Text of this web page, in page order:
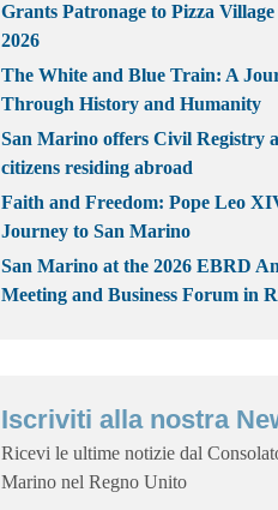
Grants Patronage to Pizza
2026
The White and Blue Train: A
Through History and Humanity
San Marino offers Civil Registry
citizens residing abroad
Faith and Freedom: Pope Leo
Journey to San Marino
San Marino at the 2026 EBRD
Meeting and Business Forum in
Iscriviti alla nostra
Ricevi le ultime notizie dal
Marino nel Regno Unito